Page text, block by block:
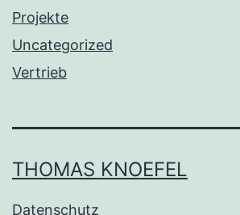
Projekte
Uncategorized
Vertrieb
THOMAS KNOEFEL
Datenschutz